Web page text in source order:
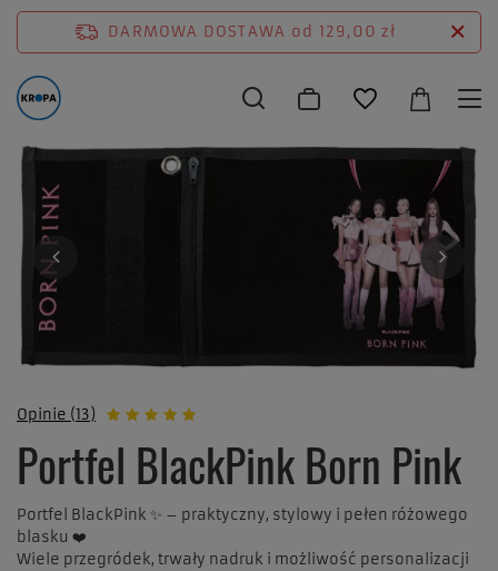
DARMOWA DOSTAWA od 129,00 zł
Opinie (13)
Portfel BlackPink Born Pink
Portfel BlackPink ✨ – praktyczny, stylowy i pełen różowego
blasku ❤️
Wiele przegródek, trwały nadruk i możliwość personalizacji